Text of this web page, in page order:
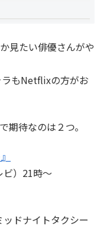
見たい俳優さんがや
もNetflixの方がお
期待なのは２つ。
）21時～
ドナイトタクシー